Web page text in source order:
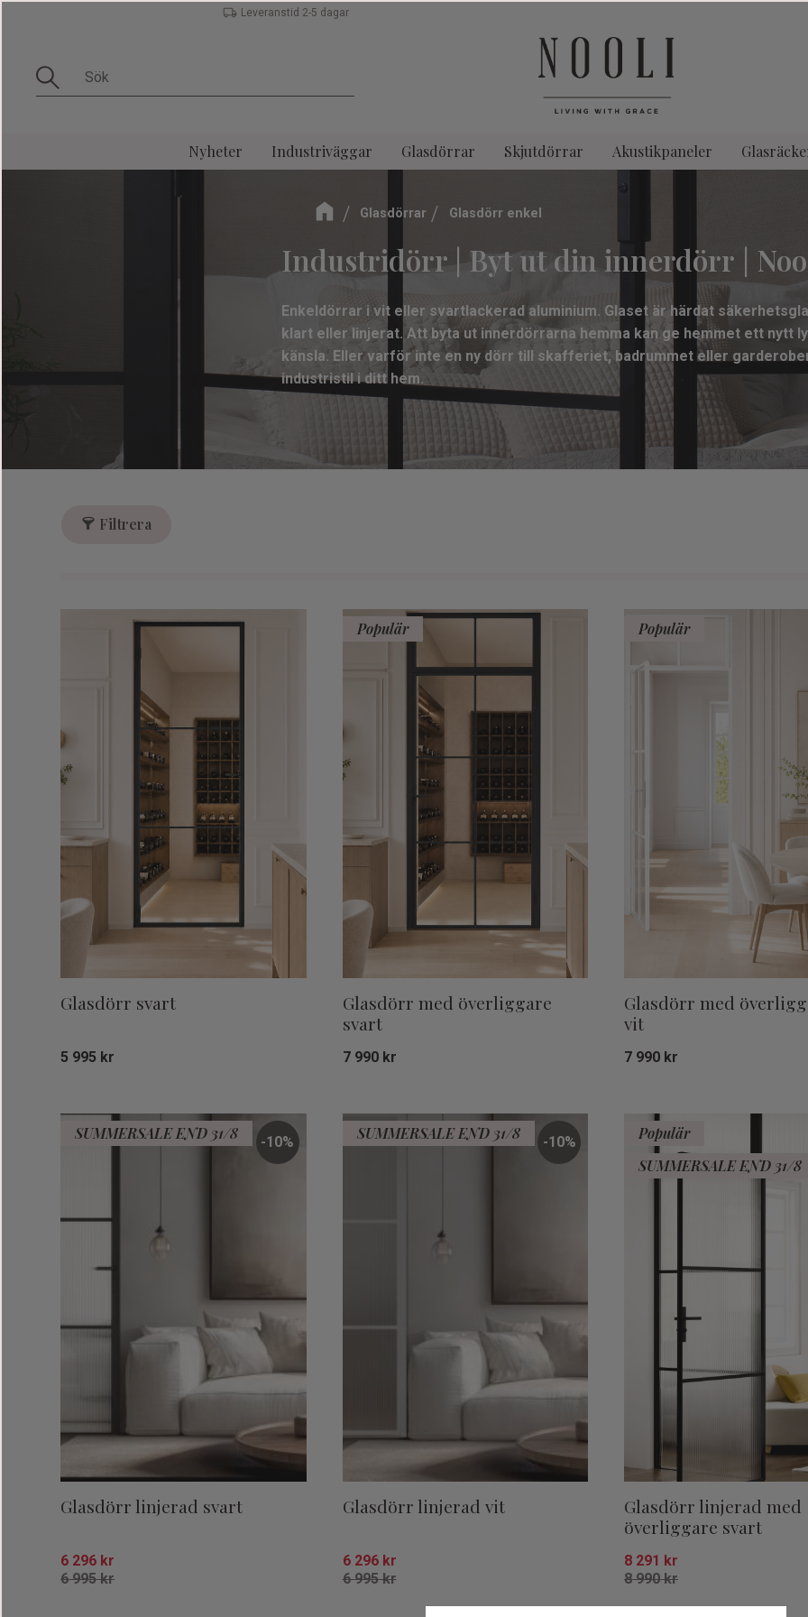
Leveranstid 2-5 dagar
Nyheter Industriväggar Glasdörrar Skjutdörrar Akustikpaneler
Glasdörrar Glasdörr enkel
Industridörr | Byt ut din innerdörr |
Enkeldörrar i vit eller svartlackerad aluminium. Glaset är härdat
klart eller linjerat. Att byta ut innerdörrarna hemma kan ge hemmet ett nytt
känsla. Eller varför inte en ny dörr till skafferiet, badrummet eller
industristil i ditt hem.
Filtrera
Glasdörr svart
5 995 kr
Glasdörr med överliggare
svart
7 990kr
Populär
Glasdörr med
vit
7 990 kr
Populär
Glasdörr linjerad svart
6 296 kr
6 995kr
10%
SUMMERSALE END 31/8
Lägg till i favoriter
Glasdörr linjerad vit
6 296kr
6 995kr
10%
SUMMERSALE END 31/8
Lägg till i favoriter
Glasdörr linjerad med
överliggare svart
8 291 kr
8 990kr
Populär
SUMMERSALE END 31/8